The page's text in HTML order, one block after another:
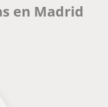
en Madrid